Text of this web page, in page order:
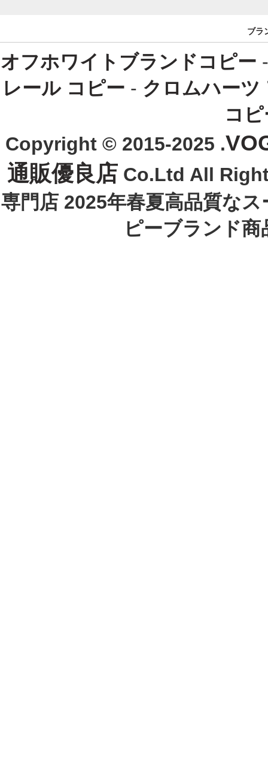
ブラ
オフホワイトブランドコピー
レール コピー - クロムハーツ
コ
Copyright © 2015-2025 .
通販優良店 Co.Ltd All
専門店 2025年春夏高品質な
ピーブランド